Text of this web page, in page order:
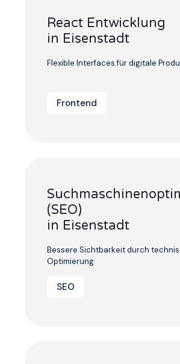
React Entwicklung
in Eisenstadt
Flexible Interfaces für digitale
Frontend
(SEO)
in Eisenstadt
Bessere Sichtbarkeit durch
Optimierung
SEO